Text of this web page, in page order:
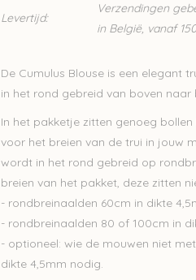
Levertijd:
Verzendingen
in België, vanaf
De Cumulus Blouse is een elegant
in het rond gebreid van boven
In het pakketje zitten genoeg
voor het breien van de trui in jouw
wordt in het rond gebreid op
breien van het pakket, deze zitten
- rondbreinaalden 60cm in dikte
- rondbreinaalden 80 of 100cm in
- optioneel: wie de mouwen niet
dikte 4,5mm nodig.